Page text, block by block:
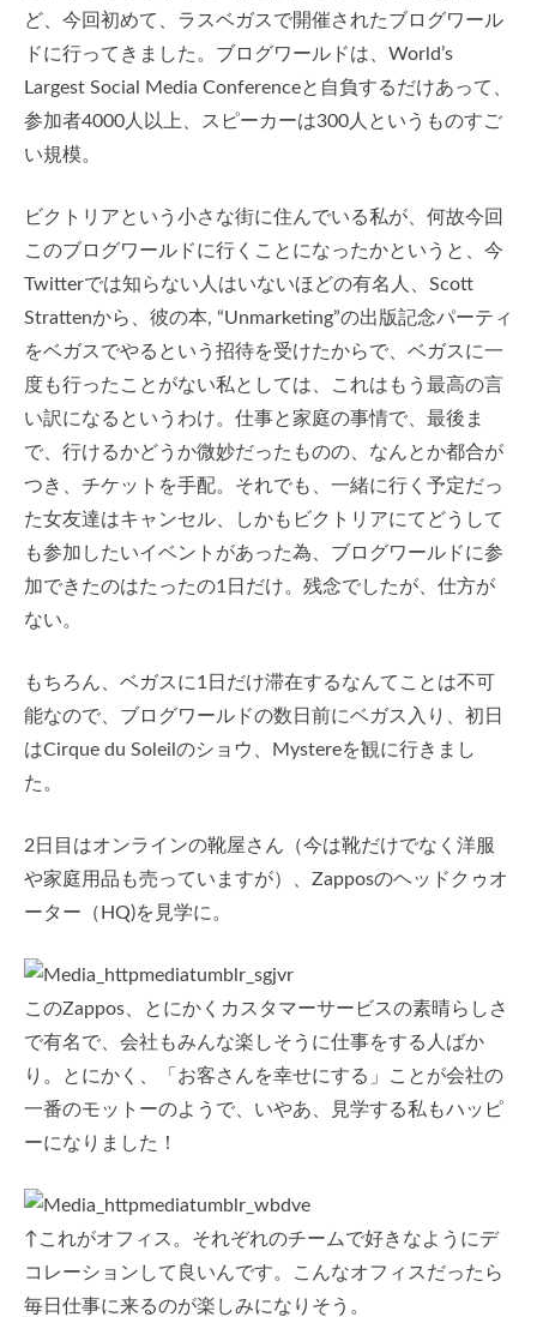
ど、今回初めて、ラスベガスで開催されたブログワール
ドに行ってきました。ブログワールドは、World’s
Largest Social Media Conferenceと自負するだけあって、
参加者4000人以上、スピーカーは300人というものすご
い規模。
ビクトリアという小さな街に住んでいる私が、何故今回
このブログワールドに行くことになったかというと、今
Twitterでは知らない人はいないほどの有名人、Scott
Strattenから、彼の本, “Unmarketing”の出版記念パーティ
をベガスでやるという招待を受けたからで、ベガスに一
度も行ったことがない私としては、これはもう最高の言
い訳になるというわけ。仕事と家庭の事情で、最後ま
で、行けるかどうか微妙だったものの、なんとか都合が
つき、チケットを手配。それでも、一緒に行く予定だっ
た女友達はキャンセル、しかもビクトリアにてどうして
も参加したいイベントがあった為、ブログワールドに参
加できたのはたったの1日だけ。残念でしたが、仕方が
ない。
もちろん、ベガスに1日だけ滞在するなんてことは不可
能なので、ブログワールドの数日前にベガス入り、初日
はCirque du Soleilのショウ、Mystereを観に行きまし
た。
2日目はオンラインの靴屋さん（今は靴だけでなく洋服
や家庭用品も売っていますが）、Zapposのヘッドクゥオ
ーター（HQ)を見学に。
このZappos、とにかくカスタマーサービスの素晴らしさ
で有名で、会社もみんな楽しそうに仕事をする人ばか
り。とにかく、「お客さんを幸せにする」ことが会社の
一番のモットーのようで、いやあ、見学する私もハッピ
ーになりました！
↑これがオフィス。それぞれのチームで好きなようにデ
コレーションして良いんです。こんなオフィスだったら
毎日仕事に来るのが楽しみになりそう。